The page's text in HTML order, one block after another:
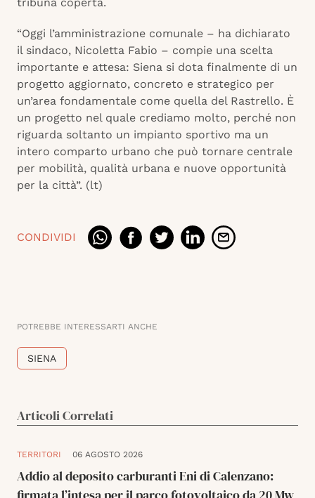
tribuna coperta.
“Oggi l’amministrazione comunale – ha dichiarato
il sindaco, Nicoletta Fabio – compie una scelta
importante e attesa: Siena si dota finalmente di un
progetto aggiornato, concreto e strategico per
un’area fondamentale come quella del Rastrello. È
un progetto nel quale crediamo molto, perché non
riguarda soltanto un impianto sportivo ma un
intero comparto urbano che può tornare centrale
per mobilità, qualità urbana e nuove opportunità
per la città”. (lt)
CONDIVIDI
POTREBBE INTERESSARTI ANCHE
SIENA
Articoli Correlati
TERRITORI 06 AGOSTO 2026
Addio al deposito carburanti Eni di Calenzano: